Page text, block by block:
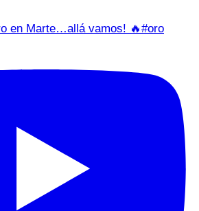
en Marte…allá vamos! 🔥#oro